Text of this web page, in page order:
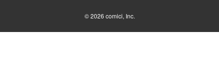
© 2026 comici, Inc.